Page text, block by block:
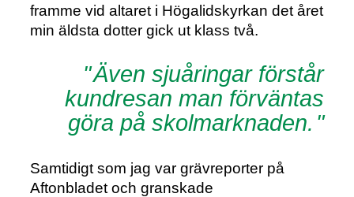
framme vid altaret i Högalidskyrkan det året
min äldsta dotter gick ut klass två.
Även sjuåringar förstår
kundresan man förväntas
göra på skolmarknaden.
Samtidigt som jag var grävreporter på
Aftonbladet och granskade